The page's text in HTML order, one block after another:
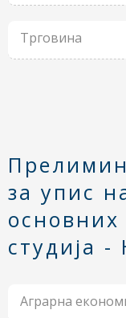
Трговина
за упис
основних
студија
Аграрна